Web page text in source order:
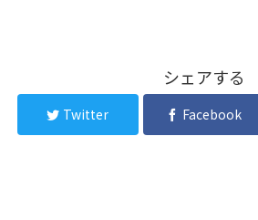
シェアする
Twitter Facebook